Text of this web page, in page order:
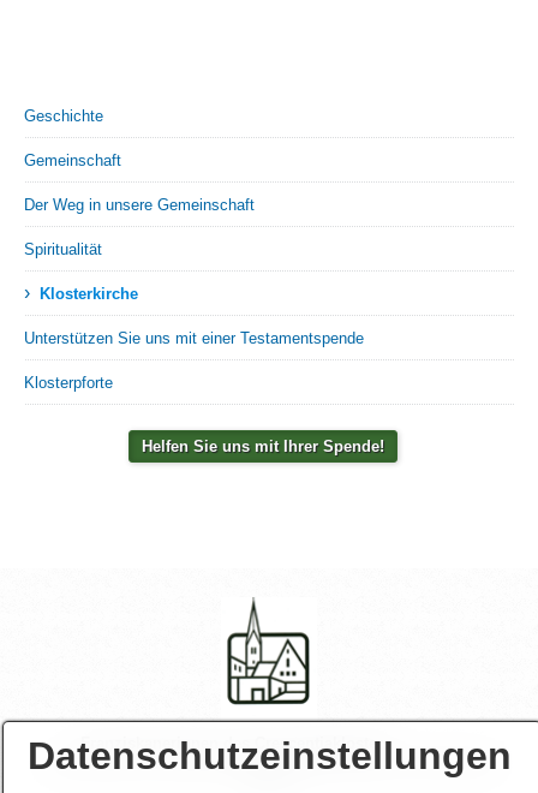
Geschichte
Gemeinschaft
Der Weg in unsere Gemeinschaft
Spiritualität
› Klosterkirche
Unterstützen Sie uns mit einer Testamentspende
Klosterpforte
Helfen Sie uns mit Ihrer Spende!
Franziskanerinnen des Crescentiaklosters
Spendenkonto: Sparkasse Allgäu, IBAN: DE69 7335 0000 0000
Datenschutzeinstellungen